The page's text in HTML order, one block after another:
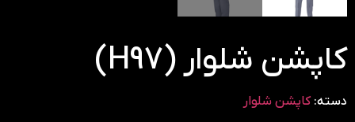
کاپشن شلوار (H97)
دسته:کاپشن شلوار